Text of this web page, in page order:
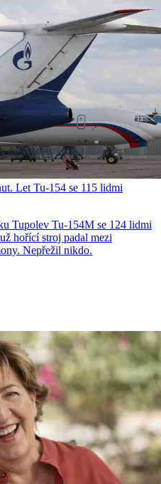
Let Tu-154 se 115 lidmi
Tupolev Tu-154M se 124 lidmi
hořící stroj padal mezi
Nepřežil nikdo.